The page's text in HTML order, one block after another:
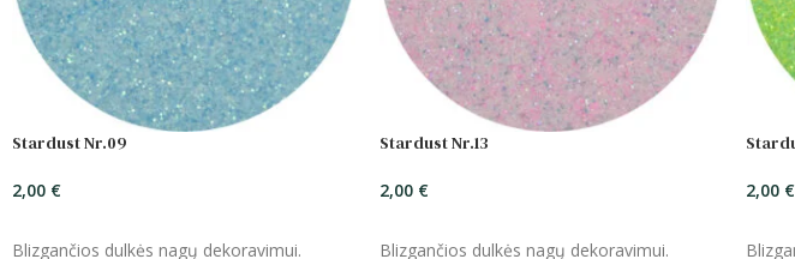
Stardust Nr.09
2,00 €
Blizgančios dulkės nagų dekoravimui.
Stardust Nr.13
2,00 €
Blizgančios dulkės nagų dekoravimui.
2,00 €